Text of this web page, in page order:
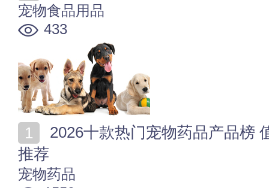
宠物食品用品
433
推荐
宠物药品